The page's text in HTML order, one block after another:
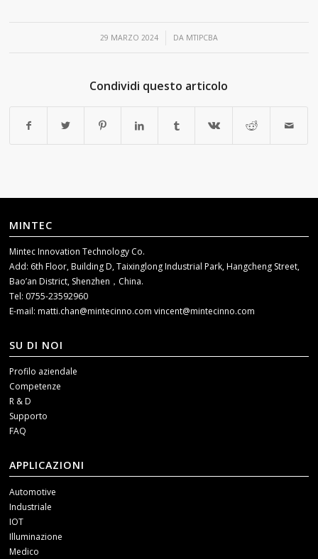
29 MARZO 2024
/ DA MTIPCBA
Condividi questo articolo
MINTEC
Mintec Innovation Technology Co.
Add: 6th Floor, Building D, Taixinglong Industrial Park, Hangcheng Street,
Bao’an District, Shenzhen，China.
Tel: 0755-23592960
E-mail:matti.chan@mintecinno.comvincent@mintecinno.com
SU DI NOI
Profilo aziendale
Competenze
R & D
Supporto
FAQ
APPLICAZIONI
Automotive
Industriale
IOT
Illuminazione
Medico